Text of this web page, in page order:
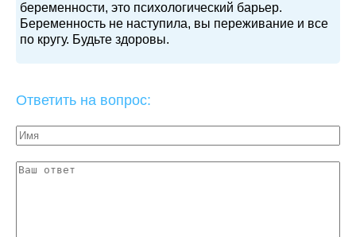
беременности, это психологический барьер.
Беременность не наступила, вы переживание и все
по кругу. Будьте здоровы.
Ответить на вопрос: